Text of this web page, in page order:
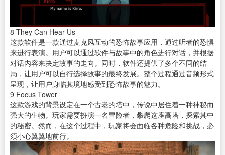
8 They Can Hear Us
这款软件是一款通过麦克风互动的恐怖故事应用，通过听者的恐惧
来进行表演。用户可以通过软件与故事中的角色进行对话，并根据
对话内容来决定故事的走向。同时，软件还提供了多个不同的结
局，让用户可以自行选择故事的最终发展。整个过程通过音频形式
呈现，让用户身临其境地感受到恐怖故事的魅力。
9 Focus Tower
这款游戏的背景设定在一个古老的塔中，传说中居住着一种神秘而
强大的生物。玩家需要扮演一名冒险者，攀爬这座高塔，探索其中
的秘密。然而，在这个过程中，玩家将会面临各种危险和挑战，必
须小心翼翼地前行。